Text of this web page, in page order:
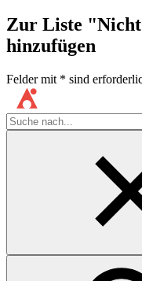
Zur Liste
hinzufügen
Felder mit * sind